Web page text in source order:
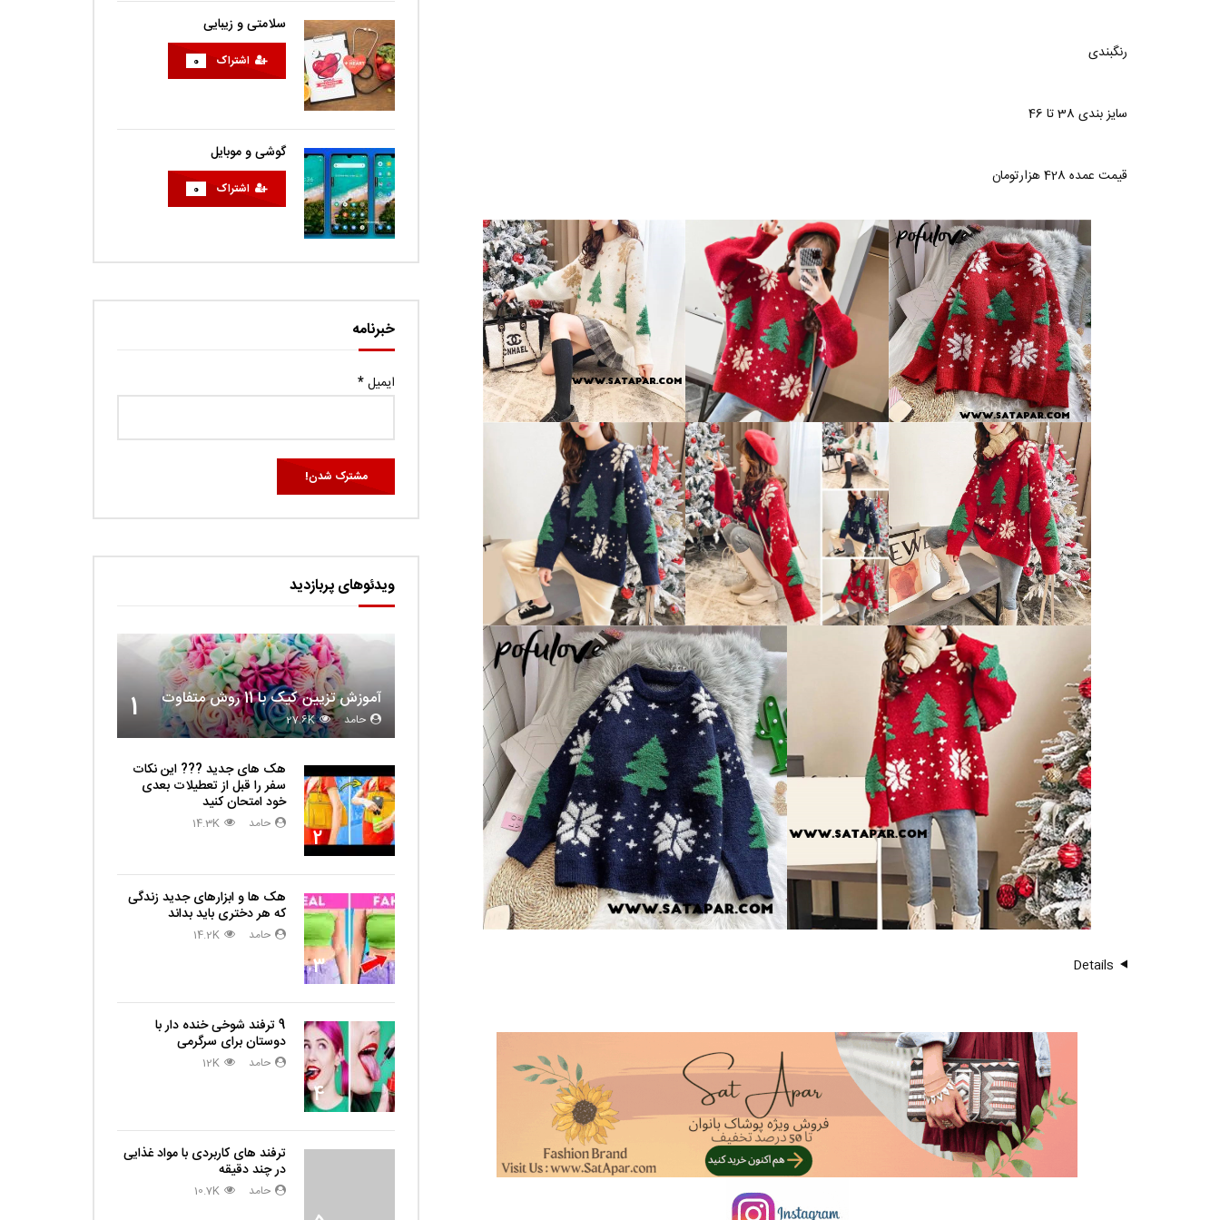
رنگبندی
سایز بندی 38 تا 46
قیمت عمده 428 هزارتومان
Details
سلامتی و زیبایی
اشتراک 0
گوشی و موبایل
اشتراک 0
خبرنامه
ایمیل*
ویدئوهای پربازدید
1 آموزش تزیین کیک با 11 روش متفاوت
حامد 27.6K
2
هک های جدید ??️? این نکات
سفر را قبل از تعطیلات بعدی
خود امتحان کنید
حامد 14.3K
3
هک ها و ابزارهای جدید زندگی
که هر دختری باید بداند
حامد 14.2K
4
9 ترفند شوخی خنده دار با
دوستان برای سرگرمی
حامد 12K
ترفند های کاربردی با مواد غذایی
در چند دقیقه
حامد 10.7K